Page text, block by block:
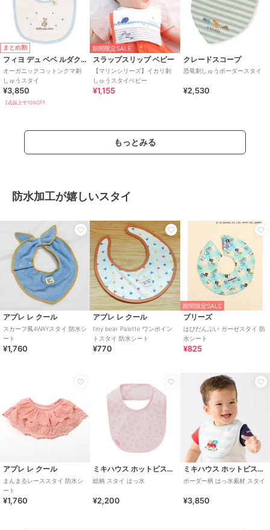
まとめ割
フィヨ デュ ベベ ルダクティオン
オーガニックコットンクマ刺
しゅうスタイ
¥3,850
2点以上で10%OFF
期間限定SALE
スラップスリップ ベビー
【マリンシリーズ】イカリ刺
しゅうスタイベビー
¥1,155
クレードスコープ
恐竜刺しゅうボーダースタイ
¥2,530
もっとみる
防水加工が嬉しいスタイ
アプレ レ クール
スカーフ風4WAYスタイ 防水シ
ート
¥1,760
アプレ レ クール
tiny bear Palette ワンポイン
トスタイ 防水シート
¥770
期間限定SALE
ブリーズ
はぴだんぶい ガーゼスタイ 防
水シート
¥825
アプレ レ クール
まんまるレーススタイ 防水シ
ート
¥1,760
ミキハウス ホットビスケッツ
総柄 スタイ はっ水
¥2,200
ミキハウス ホットビスケッツ
ボーダー柄 はっ水素材 スタイ
¥3,850